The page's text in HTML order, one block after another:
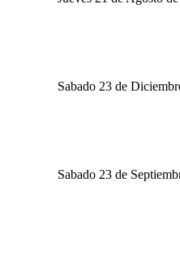
Sabado 23 de
Sabado 23 de